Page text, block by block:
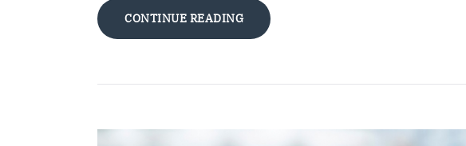
CONTINUE READING